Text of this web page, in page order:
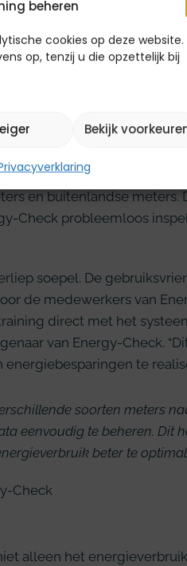
beheren
cookies op deze website.
op, tenzij u die opzettelijk bij
Bekijk
en
Energy-Check precies
dat eenvoudig
en buitenlandse
Check probleemloos
soepel. De
de medewerkers van
direct met het
van Energy-Check.
te
soorten meters
eenvoudig te beheren. Dit
beter te
Check
alleen het